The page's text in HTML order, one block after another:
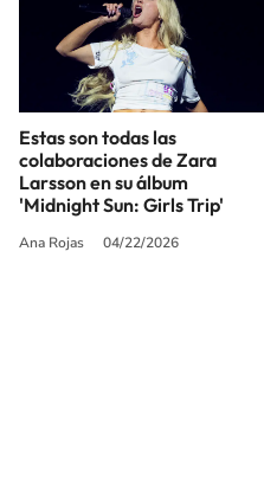
Estas son todas las
colaboraciones de Zara
Larsson en su álbum
'Midnight Sun: Girls Trip'
Ana Rojas 04/22/2026